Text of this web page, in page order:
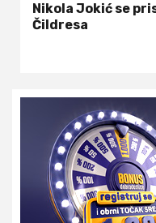
Nikola Jokić se
Čildresa